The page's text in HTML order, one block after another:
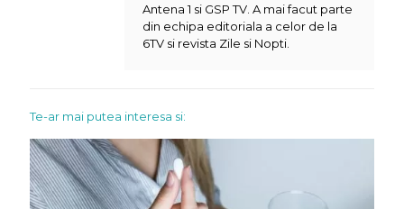
Antena 1 si GSP TV. A mai facut parte
din echipa editoriala a celor de la
6TV si revista Zile si Nopti.
Te-ar mai putea interesa si: